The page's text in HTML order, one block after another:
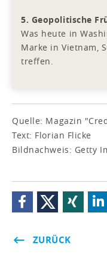
5. Geopolitische
Was heute in
Marke in Vietnam,
treffen.
Quelle: Magazin
Text: Florian Flicke
Bildnachweis: Getty
ZURÜCK